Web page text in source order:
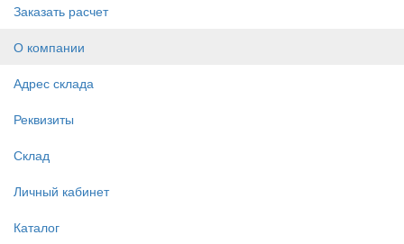
Заказать расчет
О компании
Адрес склада
Реквизиты
Склад
Личный кабинет
Каталог